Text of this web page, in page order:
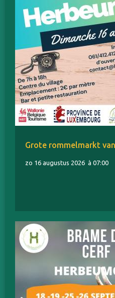
Grote rommelmarkt
zo 16 augustus 2026 à 07:00